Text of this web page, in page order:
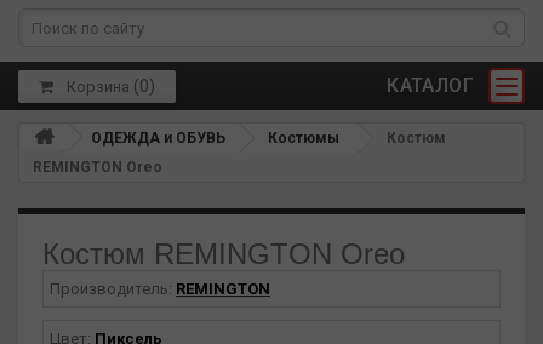
КАТАЛОГ
Корзина (0)
ОДЕЖДА и ОБУВЬ Костюмы
Костюм
REMINGTON Oreo
Костюм REMINGTON Oreo
Производитель: REMINGTON
Цвет: Пиксель